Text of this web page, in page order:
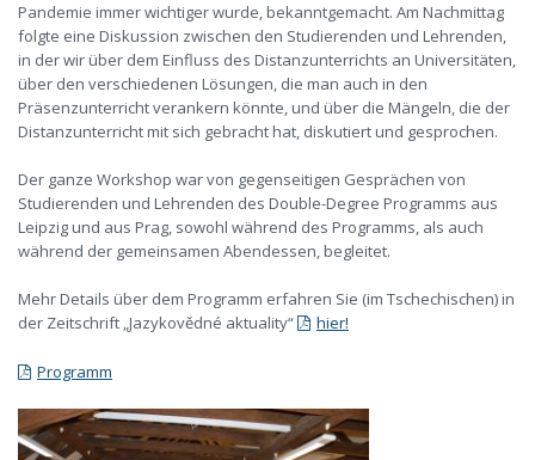
Pandemie immer wichtiger wurde, bekanntgemacht. Am Nachmittag
folgte eine Diskussion zwischen den Studierenden und Lehrenden,
in der wir über dem Einfluss des Distanzunterrichts an Universitäten,
über den verschiedenen Lösungen, die man auch in den
Präsenzunterricht verankern könnte, und über die Mängeln, die der
Distanzunterricht mit sich gebracht hat, diskutiert und gesprochen.
Der ganze Workshop war von gegenseitigen Gesprächen von
Studierenden und Lehrenden des Double-Degree Programms aus
Leipzig und aus Prag, sowohl während des Programms, als auch
während der gemeinsamen Abendessen, begleitet.
Mehr Details über dem Programm erfahren Sie (im Tschechischen) in
der Zeitschrift „Jazykovědné aktuality“
hier!
Programm